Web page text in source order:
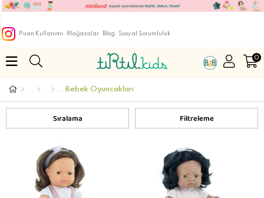
Puan Kullanımı Mağazalar Blog Sosyal Sorumluluk
0
Bebek Oyuncakları
Filtreleme
Sıralama